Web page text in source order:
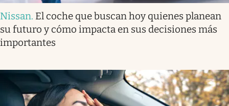
Nissan. El coche que buscan hoy quienes planean
su futuro y cómo impacta en sus decisiones más
importantes